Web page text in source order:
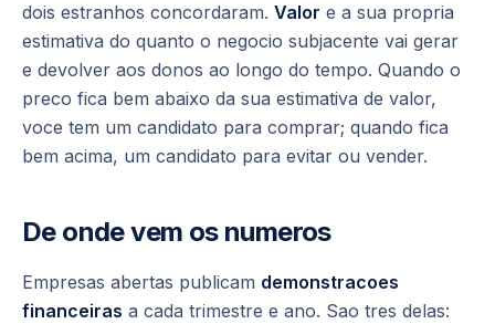
dois estranhos concordaram. Valor e a sua propria
estimativa do quanto o negocio subjacente vai gerar
e devolver aos donos ao longo do tempo. Quando o
preco fica bem abaixo da sua estimativa de valor,
voce tem um candidato para comprar; quando fica
bem acima, um candidato para evitar ou vender.
De onde vem os numeros
Empresas abertas publicam demonstracoes
financeiras a cada trimestre e ano. Sao tres delas: